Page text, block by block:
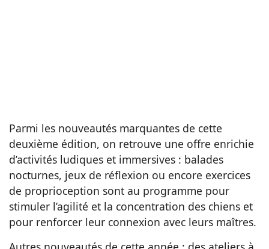
Parmi les nouveautés marquantes de cette
deuxième édition, on retrouve une offre enrichie
d’activités ludiques et immersives : balades
nocturnes, jeux de réflexion ou encore exercices
de proprioception sont au programme pour
stimuler l’agilité et la concentration des chiens et
pour renforcer leur connexion avec leurs maîtres.